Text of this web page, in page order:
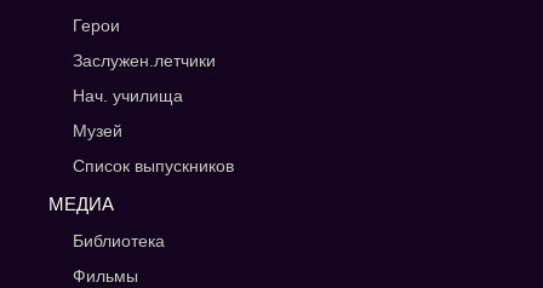
Герои
Заслужен.летчики
Нач. училища
Музей
Список выпускников
МЕДИА
Библиотека
Фильмы